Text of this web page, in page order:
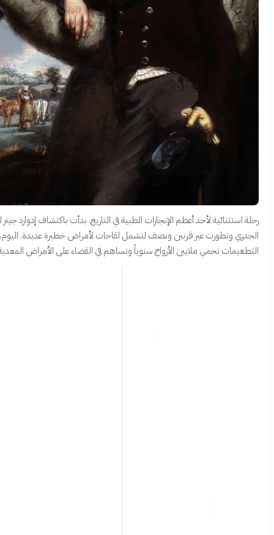
استثنائية لأحد أعظم الإنجازات الطبية في التاريخ. بدأت باكتشاف إدوارد جينر للقاح
وتطورت عبر قرنين ونصف لتشمل لقاحات لأمراض خطيرة عديدة. اليوم،
تحمي ملايين الأرواح سنوياً وتساهم في القضاء على الأمراض المعدية.